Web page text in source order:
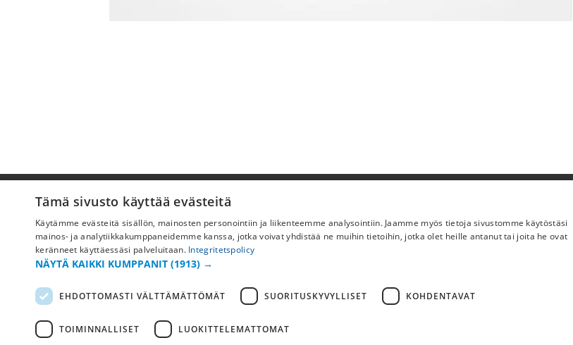
Pyydä apua
Ostoehdot
Maksu & toimitus
Palautus ja vaihto
Yleisimmät kysymykset
Yritystiedot
Tämä sivusto käyttää evästeitä
Käytämme evästeitä sisällön, mainosten personointiin ja liikenteemme analysointiin. Jaamme myös tietoja sivustomme käytöstäsi
mainos- ja analytiikkakumppaneidemme kanssa, jotka voivat yhdistää ne muihin tietoihin, jotka olet heille antanut tai joita he ovat
keränneet käyttäessäsi palveluitaan. Integritetspolicy
NÄYTÄ KAIKKI KUMPPANIT (1913) →
EHDOTTOMASTI VÄLTTÄMÄTTÖMÄT SUORITUSKYVYLLISET KOHDENTAVAT
TOIMINNALLISET LUOKITTELEMATTOMAT